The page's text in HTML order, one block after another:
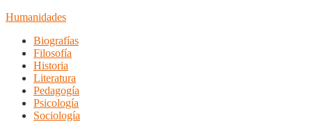
Humanidades
Biografías
Filosofía
Historia
Literatura
Pedagogía
Psicología
Sociología